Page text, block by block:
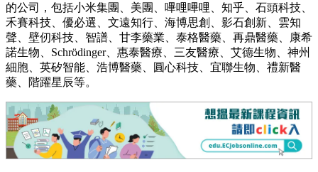
的公司，包括小米集團、美團、嗶哩嗶哩、知乎、石頭科技、
禾賽科技、優必選、文遠知行、海博思創、影石創新、雲知
聲、壁仞科技、智譜、甘李藥業、泰格醫藥、再鼎醫藥、康希
諾生物、Schrödinger、惠泰醫療、三友醫療、艾德生物、神州
細胞、英矽智能 、浩博醫藥、圓心科技、宜聯生物、禮新醫
藥、階躍星辰等。